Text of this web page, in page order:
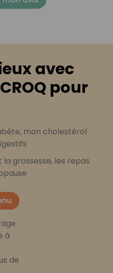
avec
pour
mon cholestérol
grossesse, les repas
à
de